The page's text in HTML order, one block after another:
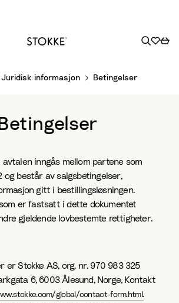
Juridisk informasjon Betingelser
Betingelser
inngås mellom partene som
består av salgsbetingelser,
gitt i bestillingsløsningen.
er fastsatt i dette dokumentet
gjeldende lovbestemte rettigheter.
er Stokke AS, org. nr. 970 983 325
6, 6003 Ålesund, Norge, Kontakt
global/contact-form.html.